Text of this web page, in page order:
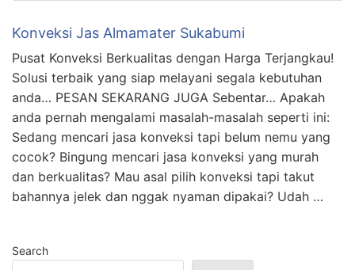
Konveksi Jas Almamater Sukabumi
Pusat Konveksi Berkualitas dengan Harga Terjangkau!
Solusi terbaik yang siap melayani segala kebutuhan
anda… PESAN SEKARANG JUGA Sebentar… Apakah
anda pernah mengalami masalah-masalah seperti ini:
Sedang mencari jasa konveksi tapi belum nemu yang
cocok? Bingung mencari jasa konveksi yang murah
dan berkualitas? Mau asal pilih konveksi tapi takut
bahannya jelek dan nggak nyaman dipakai? Udah …
Search